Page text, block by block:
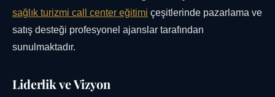
sağlık turizmi call center eğitimi çeşitlerinde pazarlama ve
satış desteği profesyonel ajanslar tarafından
sunulmaktadır.
Liderlik ve Vizyon